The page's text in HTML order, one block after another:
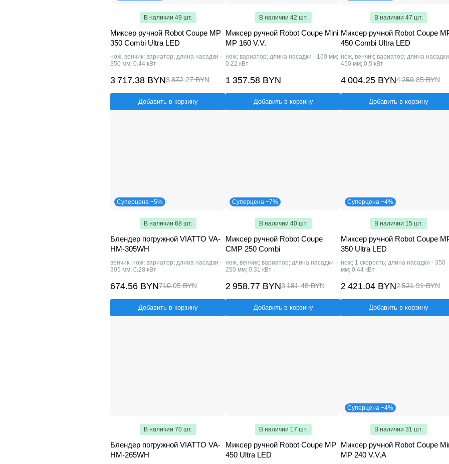
В наличии 49 шт.
Миксер ручной Robot Coupe MP
350 Combi Ultra LED
нож, венчик; вариатор; длина насадки -
350 мм; 0.44 кВт
3 717.38 BYN3 872.27 BYN
Добавить в корзину
В наличии 42 шт.
Миксер ручной Robot Coupe Mini
MP 160 V.V.
нож; вариатор; длина насадки - 160 мм;
0.22 кВт
1 357.58 BYN
Добавить в корзину
В наличии 47 шт.
Миксер ручной Robot Coupe
450 Combi Ultra LED
нож, венчик; вариатор; длина
450 мм; 0.5 кВт
4 004.25 BYN4 259.85 BYN
Добавить в корзину
Суперцена −5%
В наличии 68 шт.
Блендер погружной VIATTO VA-
HM-305WH
венчик, нож; вариатор; длина насадки -
305 мм; 0.28 кВт
674.56 BYN710.05 BYN
Добавить в корзину
Суперцена −7%
В наличии 40 шт.
Миксер ручной Robot Coupe
CMP 250 Combi
нож, венчик; вариатор; длина насадки -
250 мм; 0.31 кВт
2 958.77 BYN3 181.48 BYN
Добавить в корзину
Суперцена −4%
В наличии 15 шт.
Миксер ручной Robot Coupe
350 Ultra LED
нож; 1 скорость; длина насадки - 350
мм; 0.44 кВт
2 421.04 BYN2 521.91 BYN
Добавить в корзину
В наличии 70 шт.
Блендер погружной VIATTO VA-
HM-265WH
В наличии 17 шт.
Миксер ручной Robot Coupe MP
450 Ultra LED
Суперцена −4%
В наличии 31 шт.
Миксер ручной Robot Coupe
MP 240 V.V.A